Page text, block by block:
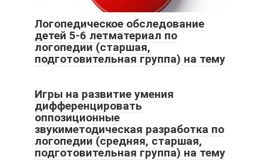
Логопедическое обследование
детей 5-6 летматериал по
логопедии (старшая,
подготовительная группа) на тему
Игры на развитие умения
дифференцировать
оппозиционные
звукиметодическая разработка по
логопедии (средняя, старшая,
подготовительная группа) на тему